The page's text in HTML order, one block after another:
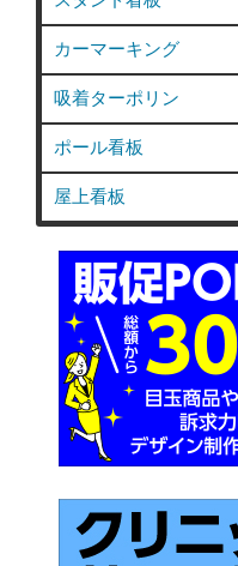
カーマーキング
吸着ターポリン
ポール看板
屋上看板